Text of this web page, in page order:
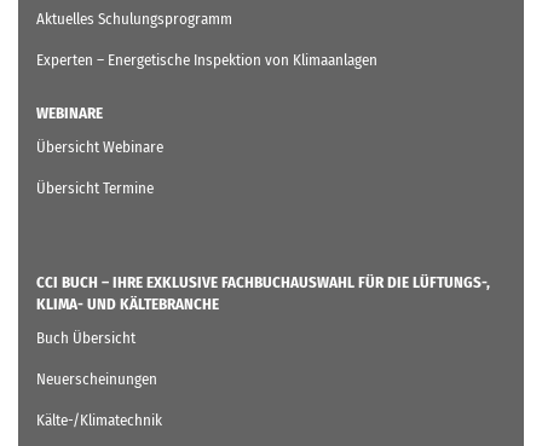
Aktuelles Schulungsprogramm
Experten – Energetische Inspektion von Klimaanlagen
WEBINARE
Übersicht Webinare
Übersicht Termine
CCI BUCH – IHRE EXKLUSIVE FACHBUCHAUSWAHL FÜR DIE LÜFTUNGS-,
KLIMA- UND KÄLTEBRANCHE
Buch Übersicht
Neuerscheinungen
Kälte-/Klimatechnik